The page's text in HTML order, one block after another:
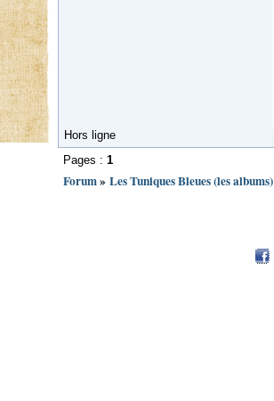
Hors ligne
Pages : 1
Forum» Les Tuniques Bleues (les albums)